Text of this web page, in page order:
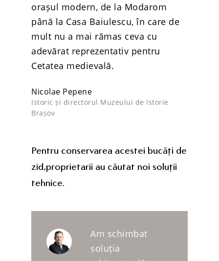
orașul modern, de la Modarom
până la Casa Baiulescu, în care de
mult nu a mai rămas ceva cu
adevărat reprezentativ pentru
Cetatea medievală.
Nicolae Pepene
Istoric și directorul Muzeului de Istorie
Brașov
Pentru conservarea acestei bucăți de
zid,proprietarii au căutat noi soluții
tehnice.
Am schimbat
soluția